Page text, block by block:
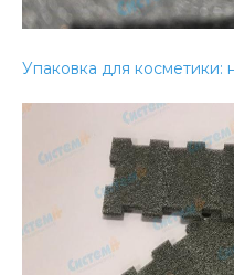
Упаковка для косметики: